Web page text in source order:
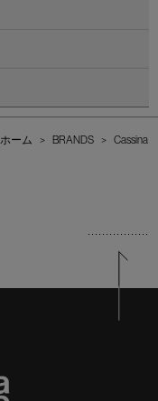
ホーム > BRANDS > Cassina